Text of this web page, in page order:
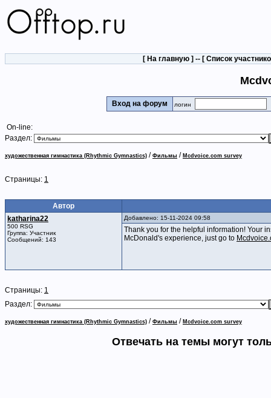
[ На главную ] -- [ Список
Вход на форум логин
On-line:
Раздел:
художественная гимнастика (Rhythmic Gymnastics) / Фильмы / Mcdvoice.com survey
Страницы: 1
Автор
katharina22
500 RSG
Группа: Участник
Сообщений: 143
Добавлено: 15-11-2024 09:58
Thank you for the helpful information! Your
McDonald's experience, just go to
Страницы: 1
Раздел:
художественная гимнастика (Rhythmic Gymnastics) / Фильмы / Mcdvoice.com survey
Отвечать на темы могут